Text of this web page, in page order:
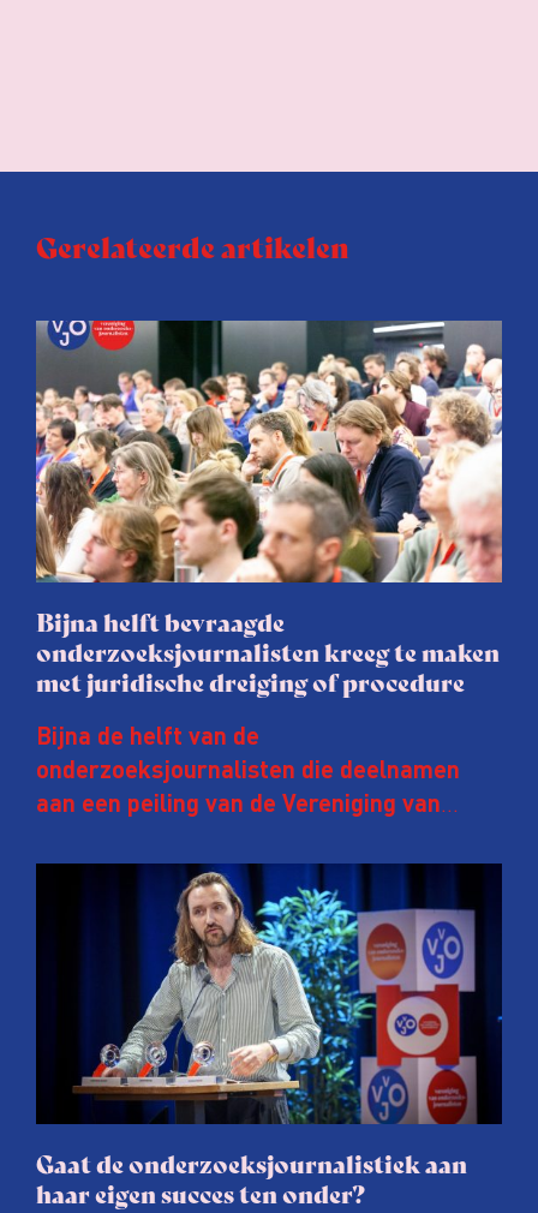
Gerelateerde artikelen
Bijna helft bevraagde
onderzoeksjournalisten kreeg te maken
met juridische dreiging of procedure
Bijna de helft van de
onderzoeksjournalisten die deelnamen
aan een peiling van de Vereniging van
afgelopen twee jaar te maken met
juridische dreiging of een juridische
procedure rond het eigen werk. Dat kost
journalisten tijd, ook ervaren zij stress en
soms worden publicaties aangepast of
gaat de hele publicatie zelfs niet door.
Gaat de onderzoeksjournalistiek aan
haar eigen succes ten onder?